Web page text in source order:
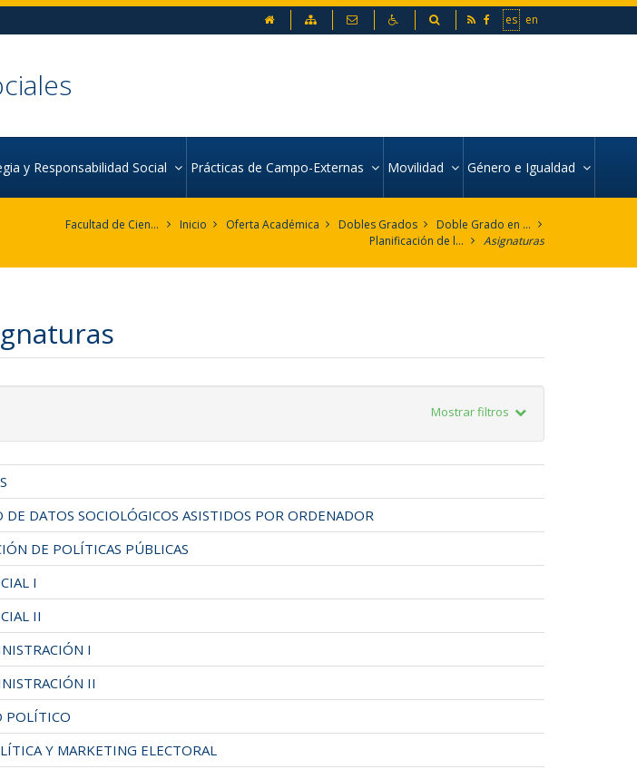
es en
Mapa web Contacto AccesibilidadBuscador
y Responsabilidad Social Prácticas de Campo-Externas Movilidad Género e Igualdad
Facultad de Ciencias Sociales Inicio Oferta Académica Dobles Grados
Doble Grado en Sociología y Ciencias Políticas
Planificación de la Enseñanza
Asignaturas
Mostrar filtros
DATOS SOCIOLÓGICOS ASISTIDOS POR ORDENADOR
DE POLÍTICAS PÚBLICAS
I
II
I
II
POLÍTICO
Y MARKETING ELECTORAL